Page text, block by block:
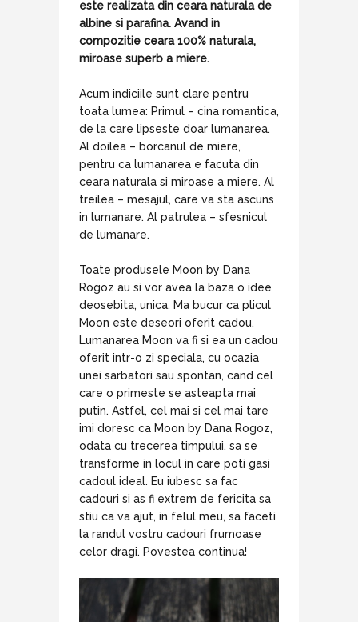
este realizata din ceara naturala de
albine si parafina. Avand in
compozitie ceara 100% naturala,
miroase superb a miere.
Acum indiciile sunt clare pentru
toata lumea: Primul – cina romantica,
de la care lipseste doar lumanarea.
Al doilea – borcanul de miere,
pentru ca lumanarea e facuta din
ceara naturala si miroase a miere. Al
treilea – mesajul, care va sta ascuns
in lumanare. Al patrulea – sfesnicul
de lumanare.
Toate produsele Moon by Dana
Rogoz au si vor avea la baza o idee
deosebita, unica. Ma bucur ca plicul
Moon este deseori oferit cadou.
Lumanarea Moon va fi si ea un cadou
oferit intr-o zi speciala, cu ocazia
unei sarbatori sau spontan, cand cel
care o primeste se asteapta mai
putin. Astfel, cel mai si cel mai tare
imi doresc ca Moon by Dana Rogoz,
odata cu trecerea timpului, sa se
transforme in locul in care poti gasi
cadoul ideal. Eu iubesc sa fac
cadouri si as fi extrem de fericita sa
stiu ca va ajut, in felul meu, sa faceti
la randul vostru cadouri frumoase
celor dragi. Povestea continua!